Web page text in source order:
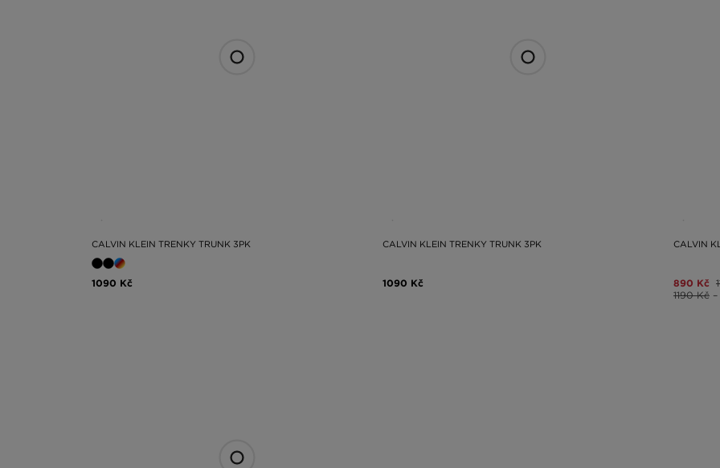
CALVIN KLEIN TRENKY TRUNK 3PK
1090 Kč
CALVIN KLEIN TRENKY TRUNK 3PK
1090 Kč
CALVIN
890 Kč
1190 Kč